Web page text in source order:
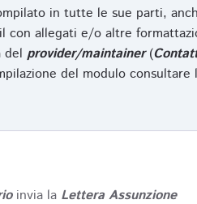
in tutte le sue parti,
con allegati e/o altre
del provider/maintainer(
del modulo consultare
invia la Lettera Assunzione